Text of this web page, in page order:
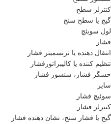
کنترلر سطح
گیج یا سطح سنج
لول سویئچ
فشار
انتقال دهنده یا ترنسمیتر فشار
تنظیم کننده یا کالیبراتورفشار
حسگر فشار، سنسور فشار
سایر
سوئیچ فشار
کنترلر فشار
گیج یا فشار سنج، نشان دهنده فشار